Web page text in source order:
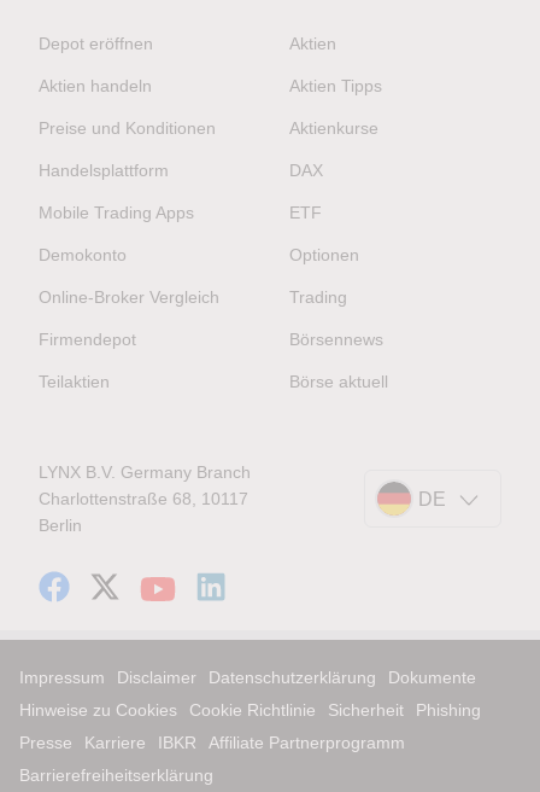
Depot eröffnen
Aktien handeln
Preise und Konditionen
Handelsplattform
Mobile Trading Apps
Demokonto
Online-Broker Vergleich
Firmendepot
Teilaktien
Aktien
Aktien Tipps
Aktienkurse
DAX
ETF
Optionen
Trading
Börsennews
Börse aktuell
LYNX B.V. Germany Branch
Charlottenstraße 68, 10117
Berlin
DE
Impressum Disclaimer Datenschutzerklärung
Dokumente
Hinweise zu Cookies
Cookie Richtlinie Sicherheit
Phishing
Presse
Karriere IBKR
Affiliate Partnerprogramm
Barrierefreiheitserklärung